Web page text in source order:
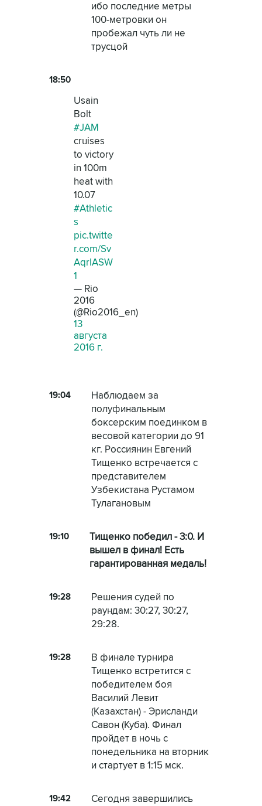
ибо последние метры
100-метровки он
пробежал чуть ли не
трусцой
18:50
Usain
Bolt
#JAM
cruises
to victory
in 100m
heat with
10.07
#Athletic
s
pic.twitte
r.com/Sv
AqrIASW
1
— Rio
2016
(@Rio2016_en)
13
августа
2016 г.
19:04
Наблюдаем за
полуфинальным
боксерским поединком в
весовой категории до 91
кг. Россиянин Евгений
Тищенко встречается с
представителем
Узбекистана Рустамом
Тулагановым
19:10
Тищенко победил - 3:0. И
вышел в финал! Есть
гарантированная медаль!
19:28
Решения судей по
раундам: 30:27, 30:27,
29:28.
19:28
В финале турнира
Тищенко встретится с
победителем боя
Василий Левит
(Казахстан) - Эрисланди
Савон (Куба). Финал
пройдет в ночь с
понедельника на вторник
и стартует в 1:15 мск.
19:42
Сегодня завершились